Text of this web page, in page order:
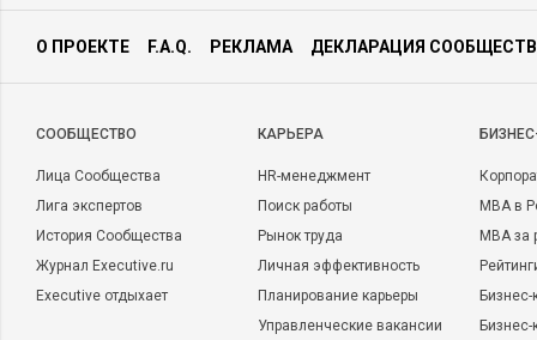
О ПРОЕКТЕ F.A.Q. РЕКЛАМА ДЕКЛАРАЦИЯ
CООБЩЕСТВО
Лица Сообщества
Лига экспертов
История Сообщества
Журнал Executive.ru
Executive отдыхает
КАРЬЕРА
HR-менеджмент
Поиск работы
Рынок труда
Личная эффективность
Планирование карьеры
Управленческие вакансии
MBA в
MBA
Бизнес-